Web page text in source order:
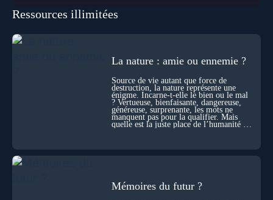
se construisent grâce à des milliers de morts cellulaires
effacements nécessaires façonnent la vie elle-même. À toutes
les échelles, la mort apparaît moins comme une rupture que
elle transformer notre manière de penser la mort ? Existe-t-il
l’âme ? Nous en parlons avec Abdel Aouacheria, docteur en
biochimie et spécialiste de la mort cellulaire.
Ressources illimitées
La nature : amie ou ennemie ?
Source de vie autant que force de
destruction, la nature représente une
énigme. Incarne-t-elle le bien ou le mal
? Vertueuse, bienfaisante, dangereuse,
généreuse, surprenante, les mots ne
manquent pas pour la qualifier. Mais
quelle est la juste place de l’humanité au
Mémoires du futur ?